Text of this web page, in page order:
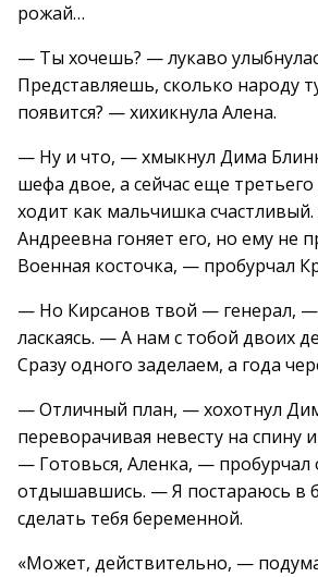
рожай…
— Ты хочешь? — лукаво
Представляешь, сколько народу
появится? — хихикнула Алена.
— Ну и что, — хмыкнул Дима
шефа двое, а сейчас еще
ходит как мальчишка счастливый.
Андреевна гоняет его, но ему не
Военная косточка, — пробурчал
— Но Кирсанов твой — генерал,
ласкаясь. — А нам с тобой двоих
Сразу одного заделаем, а года
— Отличный план, — хохотнул
переворачивая невесту на спину
— Готовься, Аленка, — пробурчал
отдышавшись. — Я постараюсь в
сделать тебя беременной.
«Может, действительно, —